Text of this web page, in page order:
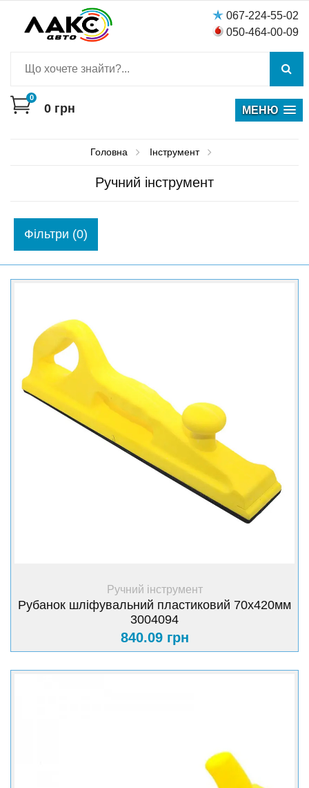
067-224-55-02
050-464-00-09
0
0 грн МЕНЮ
Головна Інструмент
Ручний інструмент
Фiльтри (0)
+ Купити
Ручний інструмент
Рубанок шліфувальний пластиковий 70х420мм
3004094
840.09 грн